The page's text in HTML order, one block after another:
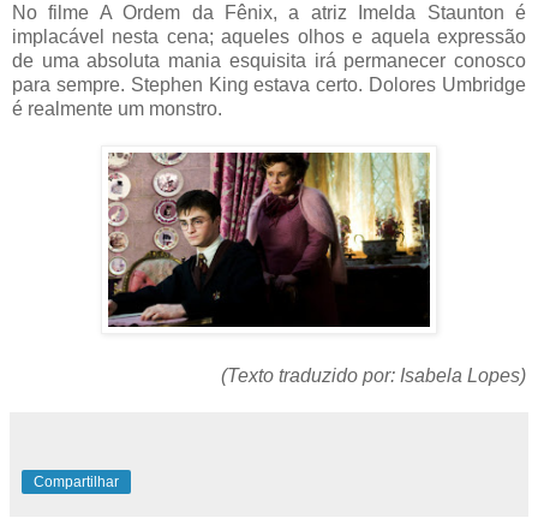
No filme A Ordem da Fênix, a atriz Imelda Staunton é
implacável nesta cena; aqueles olhos e aquela expressão
de uma absoluta mania esquisita irá permanecer conosco
para sempre. Stephen King estava certo. Dolores Umbridge
é realmente um monstro.
(Texto traduzido por: Isabela Lopes)
Compartilhar